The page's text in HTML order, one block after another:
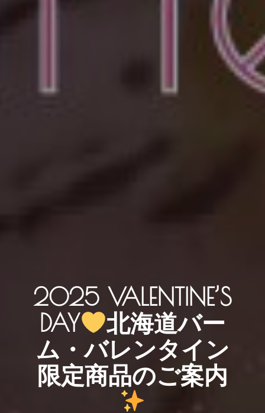
2025 VALENTINE’S
DAY
北海道バー
ム・バレンタイン
限定商品のご案内